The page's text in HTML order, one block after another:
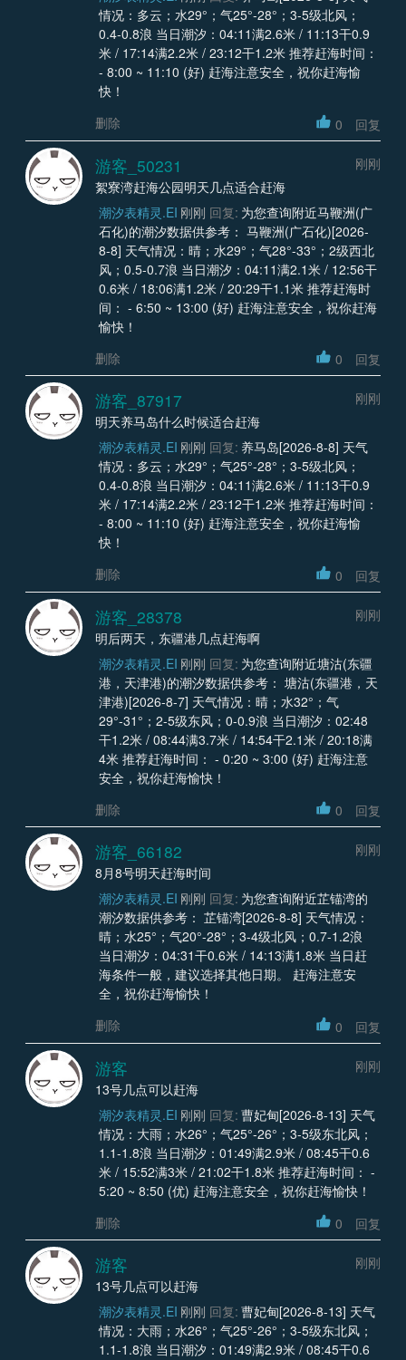
情况：多云；水29°；气25°-28°；3-5级北风；
0.4-0.8浪 当日潮汐：04:11满2.6米 / 11:13干0.9
米 / 17:14满2.2米 / 23:12干1.2米 推荐赶海时间：
- 8:00 ~ 11:10 (好) 赶海注意安全，祝你赶海愉
快！
删除
0 回复
游客_50231
刚刚
絮寮湾赶海公园明天几点适合赶海
潮汐表精灵.EI 刚刚 回复: 为您查询附近马鞭洲(广
石化)的潮汐数据供参考： 马鞭洲(广石化)[2026-
8-8] 天气情况：晴；水29°；气28°-33°；2级西北
风；0.5-0.7浪 当日潮汐：04:11满2.1米 / 12:56干
0.6米 / 18:06满1.2米 / 20:29干1.1米 推荐赶海时
间： - 6:50 ~ 13:00 (好) 赶海注意安全，祝你赶海
愉快！
删除
0 回复
游客_87917
刚刚
明天养马岛什么时候适合赶海
潮汐表精灵.EI 刚刚 回复: 养马岛[2026-8-8] 天气
情况：多云；水29°；气25°-28°；3-5级北风；
0.4-0.8浪 当日潮汐：04:11满2.6米 / 11:13干0.9
米 / 17:14满2.2米 / 23:12干1.2米 推荐赶海时间：
- 8:00 ~ 11:10 (好) 赶海注意安全，祝你赶海愉
快！
删除
0 回复
游客_28378
刚刚
明后两天，东疆港几点赶海啊
潮汐表精灵.EI 刚刚 回复: 为您查询附近塘沽(东疆
港，天津港)的潮汐数据供参考： 塘沽(东疆港，天
津港)[2026-8-7] 天气情况：晴；水32°；气
29°-31°；2-5级东风；0-0.9浪 当日潮汐：02:48
干1.2米 / 08:44满3.7米 / 14:54干2.1米 / 20:18满
4米 推荐赶海时间： - 0:20 ~ 3:00 (好) 赶海注意
安全，祝你赶海愉快！
删除
0 回复
游客_66182
刚刚
8月8号明天赶海时间
潮汐表精灵.EI 刚刚 回复: 为您查询附近芷锚湾的
潮汐数据供参考： 芷锚湾[2026-8-8] 天气情况：
晴；水25°；气20°-28°；3-4级北风；0.7-1.2浪
当日潮汐：04:31干0.6米 / 14:13满1.8米 当日赶
海条件一般，建议选择其他日期。 赶海注意安
全，祝你赶海愉快！
删除
0 回复
游客
刚刚
13号几点可以赶海
潮汐表精灵.EI 刚刚 回复: 曹妃甸[2026-8-13] 天气
情况：大雨；水26°；气25°-26°；3-5级东北风；
1.1-1.8浪 当日潮汐：01:49满2.9米 / 08:45干0.6
米 / 15:52满3米 / 21:02干1.8米 推荐赶海时间： -
5:20 ~ 8:50 (优) 赶海注意安全，祝你赶海愉快！
删除
0 回复
游客
刚刚
13号几点可以赶海
潮汐表精灵.EI 刚刚 回复: 曹妃甸[2026-8-13] 天气
情况：大雨；水26°；气25°-26°；3-5级东北风；
1.1-1.8浪 当日潮汐：01:49满2.9米 / 08:45干0.6